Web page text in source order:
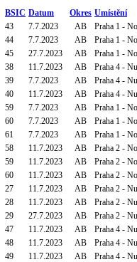
BSIC Datum Okres Umístění
43 7.7.2023 AB Praha 1 -
44 7.7.2023 AB Praha 1 -
45 27.7.2023 AB Praha 1 -
38 11.7.2023 AB Praha 4 -
39 7.7.2023 AB Praha 4 -
40 11.7.2023 AB Praha 4 -
59 7.7.2023 AB Praha 1 -
60 7.7.2023 AB Praha 1 -
61 7.7.2023 AB Praha 1 -
58 11.7.2023 AB Praha 2 -
59 11.7.2023 AB Praha 2 -
60 11.7.2023 AB Praha 2 -
27 11.7.2023 AB Praha 2 -
28 11.7.2023 AB Praha 2 -
29 27.7.2023 AB Praha 2 -
47 11.7.2023 AB Praha 4 -
48 11.7.2023 AB Praha 4 -
49 11.7.2023 AB Praha 4 -